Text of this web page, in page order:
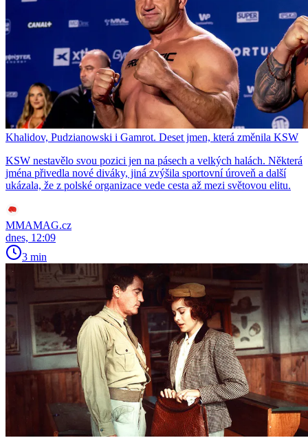
Khalidov, Pudzianowski i Gamrot. Deset jmen, která změnila KSW
KSW nestavělo svou pozici jen na pásech a velkých halách. Některá
jména přivedla nové diváky, jiná zvýšila sportovní úroveň a další
ukázala, že z polské organizace vede cesta až mezi světovou elitu.
MMAMAG.cz
dnes, 12:09
3 min